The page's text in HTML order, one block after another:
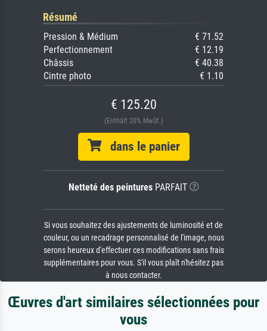
Résumé
Pression & Médium
€ 71.52
Perfectionnement
€ 12.19
Châssis
€ 40.38
Cintre photo
€ 1.10
€ 125.20
(Enthält 20% MwSt.)
dans le panier
Netteté des peinturesPARFAIT
Si vous souhaitez des ajustements de luminosité et de
couleur, ou un recadrage personnalisé de l'image, nous
serons heureux d'effectuer ces modifications sans frais
supplémentaires pour vous. S'il vous plaît n'hésitez pas
à nous contacter.
Œuvres d'art similaires sélectionnées pour
vous